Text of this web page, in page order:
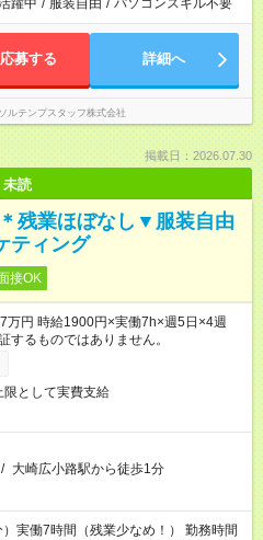
躍中 / 服装自由 / パソコンスキル不要
応募する 詳細へ
ルテンプスタッフ株式会社
掲載日：2026.07.30
未読
残業ほぼなし▼服装自由
ティング
接OK
円 時給1900円×実働7h×週5日×4週
るものではありません。
限として実費支給
/ 大崎広小路駅から徒歩1分
実働7時間（残業少なめ！） 勤務時間